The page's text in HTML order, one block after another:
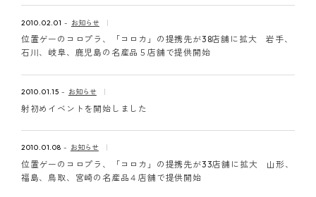
2010.02.01 お知らせ
位置ゲーのコロプラ、「コロカ」の提携先が38店舗に拡大 岩手、
石川、岐阜、鹿児島の名産品５店舗で提供開始
2010.01.15 お知らせ
射初めイベントを開始しました
2010.01.08 お知らせ
位置ゲーのコロプラ、「コロカ」の提携先が33店舗に拡大 山形、
福島、鳥取、宮崎の名産品４店舗で提供開始